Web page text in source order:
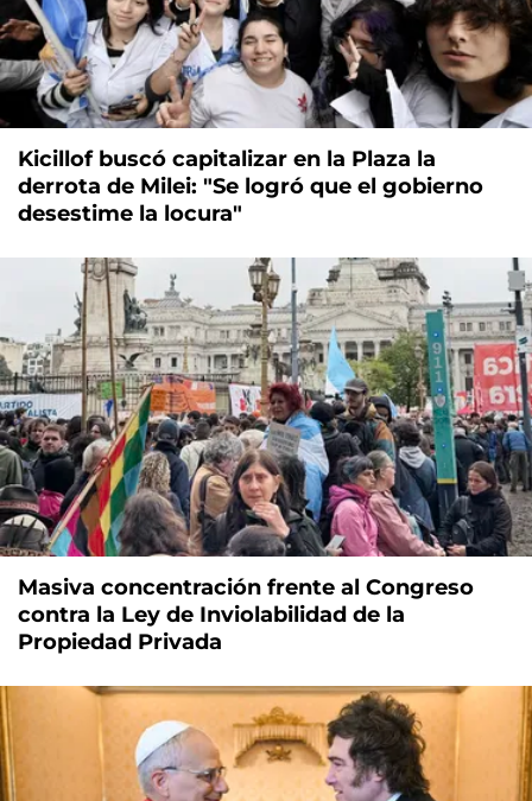
Kicillof buscó capitalizar en la Plaza la
derrota de Milei: "Se logró que el gobierno
desestime la locura"
Masiva concentración frente al Congreso
contra la Ley de Inviolabilidad de la
Propiedad Privada